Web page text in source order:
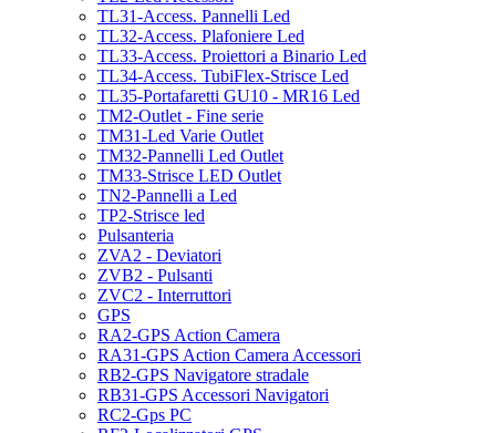
TL31-Access. Pannelli Led
TL32-Access. Plafoniere Led
TL33-Access. Proiettori a Binario Led
TL34-Access. TubiFlex-Strisce Led
TL35-Portafaretti GU10 - MR16 Led
TM2-Outlet - Fine serie
TM31-Led Varie Outlet
TM32-Pannelli Led Outlet
TM33-Strisce LED Outlet
TN2-Pannelli a Led
TP2-Strisce led
Pulsanteria
ZVA2 - Deviatori
ZVB2 - Pulsanti
ZVC2 - Interruttori
GPS
RA2-GPS Action Camera
RA31-GPS Action Camera Accessori
RB2-GPS Navigatore stradale
RB31-GPS Accessori Navigatori
RC2-Gps PC